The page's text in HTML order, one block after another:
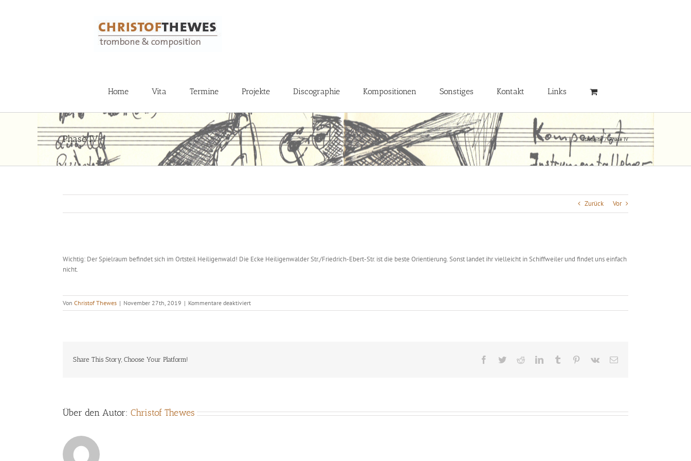
Home Vita Termine Projekte Discographie Kompositionen Sonstiges Kontakt Links
Phase IV Startseite / Phase IV
Zurück Vor
Wichtig: Der Spielraum befindet sich im Ortsteil Heiligenwald! Die Ecke Heiligenwalder Str./Friedrich-Ebert-Str. ist die beste Orientierung. Sonst landet ihr vielleicht in Schiffweiler und findet uns einfach
nicht.
Von Christof Thewes | November 27th, 2019 | Kommentare deaktiviertfür
Phase
Share This Story, Choose Your Platform! Facebook
TwitterRedditLinkedInTumblr Pinterest
Vk
E-
Über den Autor: Christof Thewes